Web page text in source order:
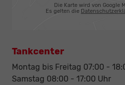
Die Karte wird von Google
Es gelten die
Tankcenter
Montag bis Freitag 07:00 -
Samstag 08:00 - 17:00 Uhr